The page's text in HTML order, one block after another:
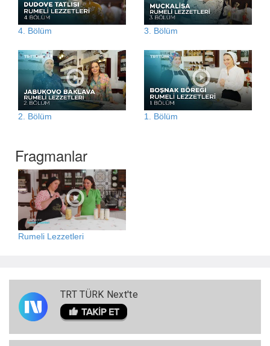
4. Bölüm 3. Bölüm
2. Bölüm 1. Bölüm
Fragmanlar
Rumeli Lezzetleri
TRT TÜRK Next'te